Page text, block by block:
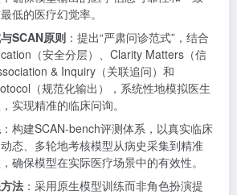
低的医疗幻觉率。
SCAN原则 ：提出“严肃问诊范式”，结合
（安全分层）、Clarity Matters（信
& Inquiry（关联追问）和
（规范化输出），系统性地模拟医生
实现精准的临床问询。
：构建SCAN-bench评测体系，以真实临床
态、多轮地考核模型从病史采集到精准
确保模型在实际医疗场景中的有效性。
法 ：采用原生模型训练而非角色扮演提